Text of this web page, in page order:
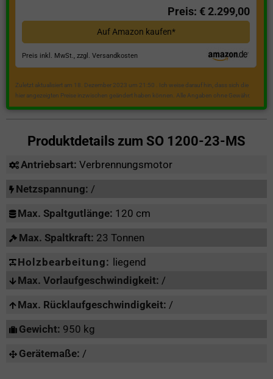
Preis: € 2.299,00
Auf Amazon kaufen*
Preis inkl. MwSt., zzgl. Versandkosten
Zuletzt aktualisiert am 18. Dezember 2023 um 21:50 . Ich weise darauf hin, dass sich die
hier angezeigten Preise inzwischen geändert haben können. Alle Angaben ohne Gewähr.
Produktdetails zum SO 1200-23-MS
Antriebsart: Verbrennungsmotor
Netzspannung: /
Max. Spaltgutlänge: 120 cm
Max. Spaltkraft: 23 Tonnen
Holzbearbeitung: liegend
Max. Vorlaufgeschwindigkeit: /
Max. Rücklaufgeschwindigkeit: /
Gewicht: 950 kg
Gerätemaße: /